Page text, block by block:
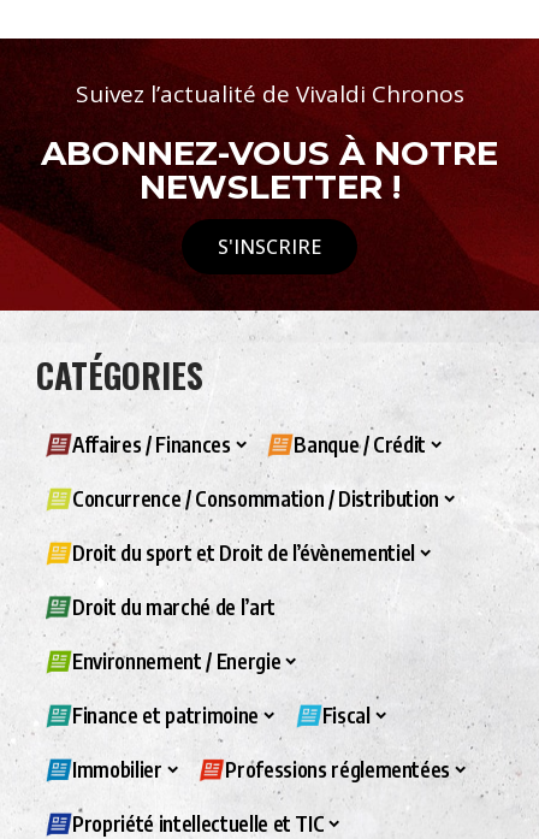
Suivez l’actualité de Vivaldi Chronos
ABONNEZ-VOUS À NOTRE
NEWSLETTER !
S'INSCRIRE
CATÉGORIES
Affaires / Finances Banque / Crédit
Concurrence / Consommation / Distribution
Droit du sport et Droit de l’évènementiel
Droit du marché de l’art
Environnement / Energie
Finance et patrimoine Fiscal
Immobilier Professions réglementées
Propriété intellectuelle et TIC